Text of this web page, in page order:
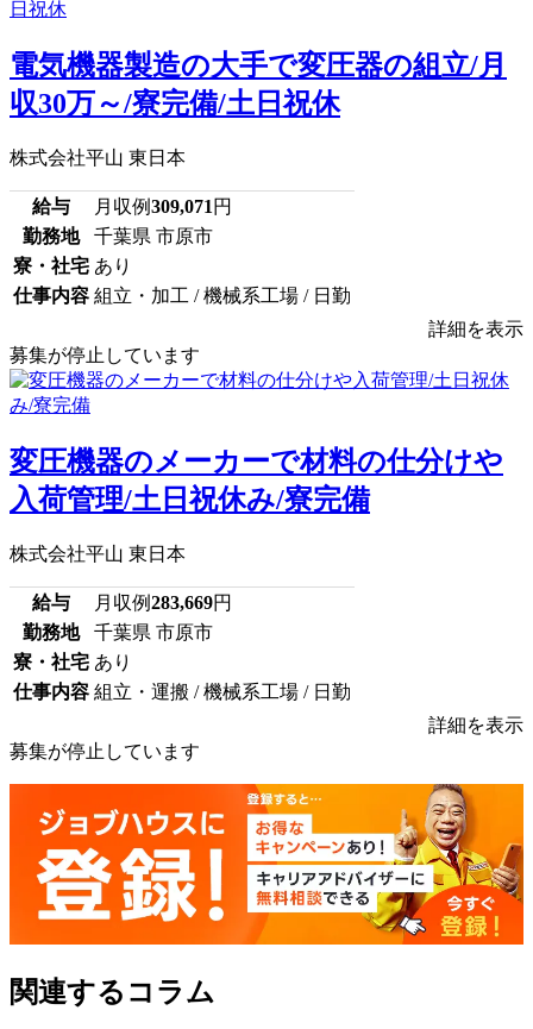
電気機器製造の大手で変圧器の組立/月
収30万～/寮完備/土日祝休
株式会社平山 東日本
給与 月収例309,071 円
勤務地
千葉県 市原市
寮・社宅 あり
仕事内容 組立・加工 / 機械系工場 / 日勤
詳細を表示
募集が停止しています
変圧機器のメーカーで材料の仕分けや
入荷管理/土日祝休み/寮完備
株式会社平山 東日本
給与 月収例283,669円
勤務地
千葉県 市原市
寮・社宅 あり
仕事内容 組立・運搬 / 機械系工場 / 日勤
詳細を表示
募集が停止しています
関連するコラム